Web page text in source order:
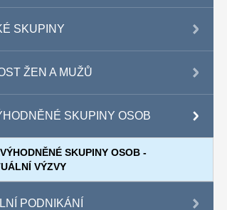
SKUPINY
ŽEN A MUŽŮ
SKUPINY OSOB
SKUPINY OSOB -
VÝZVY
PODNIKÁNÍ